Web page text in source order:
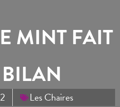
MINT FAIT
Les Chaires